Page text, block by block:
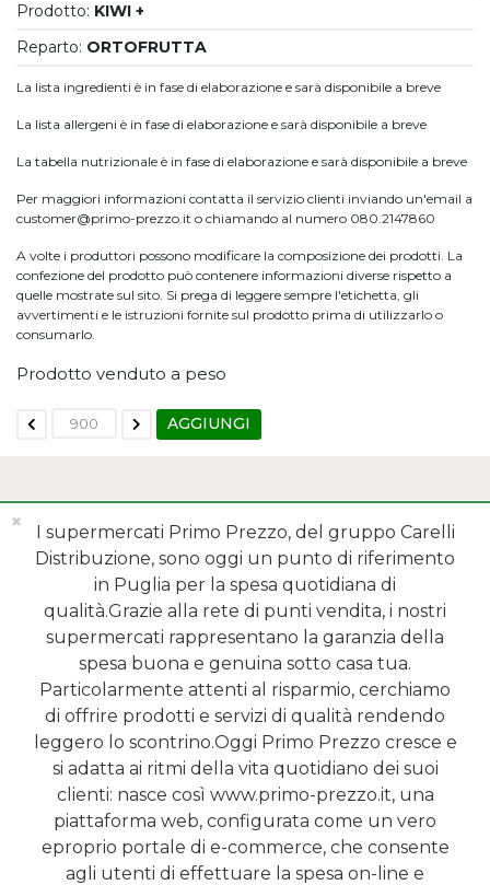
Prodotto: KIWI +
Reparto: ORTOFRUTTA
La lista ingredienti è in fase di elaborazione e sarà disponibile a breve
La lista allergeni è in fase di elaborazione e sarà disponibile a breve
La tabella nutrizionale è in fase di elaborazione e sarà disponibile a breve
Per maggiori informazioni contatta il servizio clienti inviando un'email a
customer@primo-prezzo.it o chiamando al numero 080.2147860
A volte i produttori possono modificare la composizione dei prodotti. La
confezione del prodotto può contenere informazioni diverse rispetto a
quelle mostrate sul sito. Si prega di leggere sempre l'etichetta, gli
avvertimenti e le istruzioni fornite sul prodotto prima di utilizzarlo o
consumarlo.
Prodotto venduto a peso
AGGIUNGI
MENÙ
REPARTI
SHOP ONLINE
SERVIZI
NEWSLETTER
2015 - 2026 Carelli s.r.l | Sede legale: Via Tenente Speranza, 10 - 70032
I supermercati Primo Prezzo, del gruppo Carelli
Distribuzione, sono oggi un punto di riferimento
in Puglia per la spesa quotidiana di
qualità.Grazie alla rete di punti vendita, i nostri
supermercati rappresentano la garanzia della
spesa buona e genuina sotto casa tua.
Particolarmente attenti al risparmio, cerchiamo
di offrire prodotti e servizi di qualità rendendo
leggero lo scontrino.Oggi Primo Prezzo cresce e
si adatta ai ritmi della vita quotidiano dei suoi
clienti: nasce così www.primo-prezzo.it, una
piattaforma web, configurata come un vero
eproprio portale di e-commerce, che consente
agli utenti di effettuare la spesa on-line e
✖